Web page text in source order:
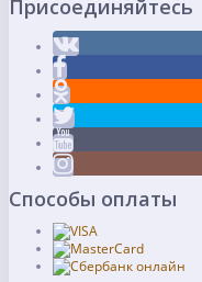
Присоединяйтесь
Способы оплаты